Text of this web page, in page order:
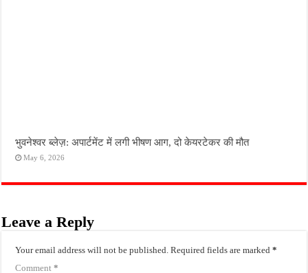
भुवनेश्वर ब्लेज़: अपार्टमेंट में लगी भीषण आग, दो केयरटेकर की मौत
May 6, 2026
Leave a Reply
Your email address will not be published. Required fields are marked*
Comment*